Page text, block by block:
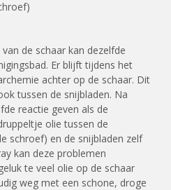
de schaar kan dezelfde
Er blijft tijdens het
achter op de schaar. Dit
tussen de snijbladen. Na
reactie geven als de
olie tussen de
schroef) en de snijbladen zelf
kan deze problemen
te veel olie op de schaar
weg met een schone, droge